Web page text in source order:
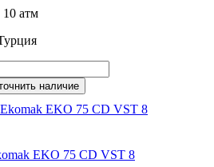
атм
наличие
EKO 75 CD VST 8